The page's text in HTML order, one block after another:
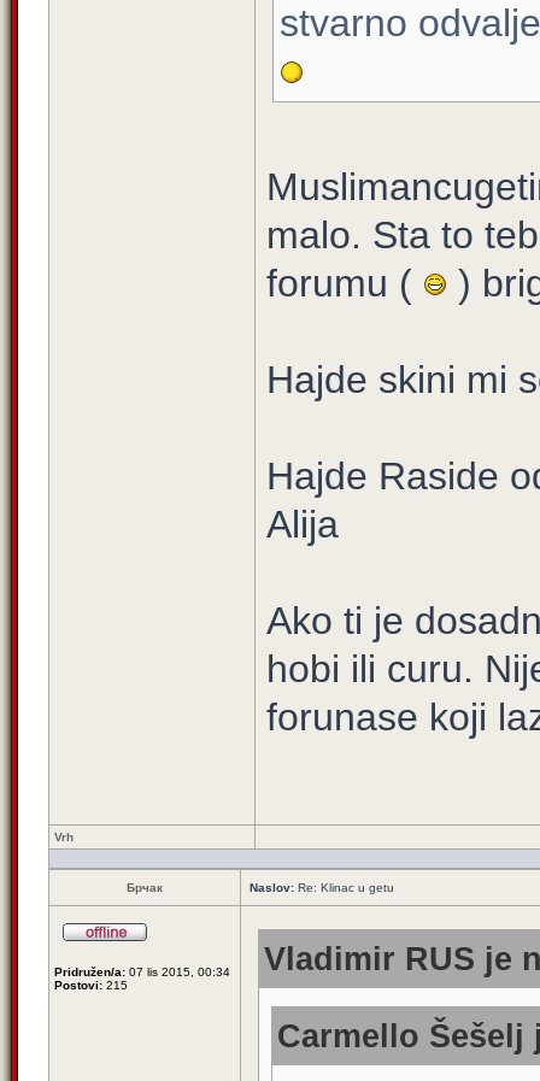
stvarno
malo. Sta to
forumu (
)
Hajde skini mi
Hajde Raside
Alija
Ako ti je
hobi ili curu.
forunase koji
Vrh
Брчак Naslov: Re: Klinac u getu
Pridružen/a: 07 lis 2015, 00:34
Postovi: 215
Vladimir RUS je
Carmello Šešelj